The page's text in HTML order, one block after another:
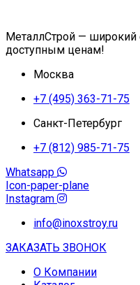
МеталлСтрой — широкий
доступным ценам!
Москва
+7 (495) 363-71-75
Санкт-Петербург
+7 (812) 985-71-75
Whatsapp
Icon-paper-plane
Instagram
info@inoxstroy.ru
ЗАКАЗАТЬ ЗВОНОК
О Компании